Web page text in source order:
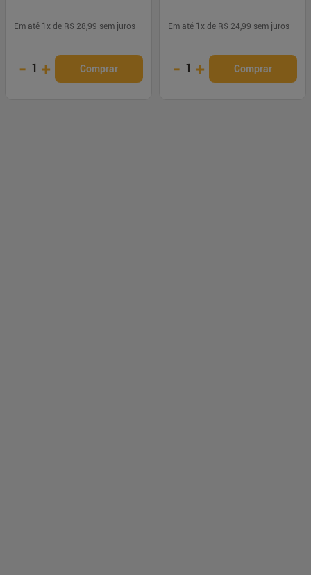
Em até 1 x de R$ 28,99 sem juros
- 1 + Comprar
Em até 1 x de R$ 24,99 sem juros
- 1 + Comprar